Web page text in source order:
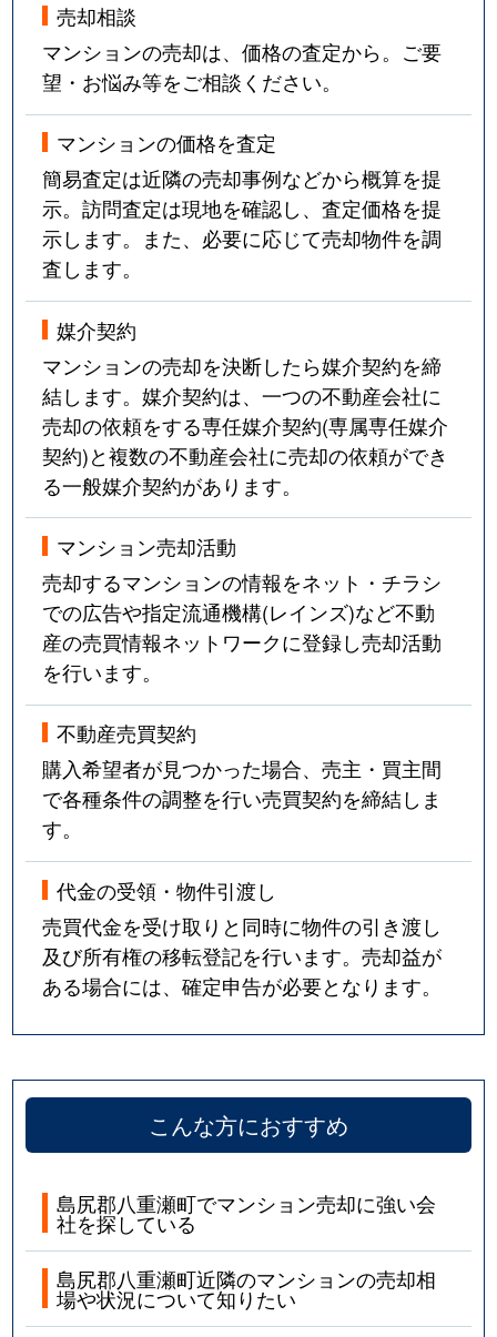
売却相談
マンションの売却は、価格の査定から。ご要
望・お悩み等をご相談ください。
マンションの価格を査定
簡易査定は近隣の売却事例などから概算を提
示。訪問査定は現地を確認し、査定価格を提
示します。また、必要に応じて売却物件を調
査します。
媒介契約
マンションの売却を決断したら媒介契約を締
結します。媒介契約は、一つの不動産会社に
売却の依頼をする専任媒介契約(専属専任媒介
契約)と複数の不動産会社に売却の依頼ができ
る一般媒介契約があります。
マンション売却活動
売却するマンションの情報をネット・チラシ
での広告や指定流通機構(レインズ)など不動
産の売買情報ネットワークに登録し売却活動
を行います。
不動産売買契約
購入希望者が見つかった場合、売主・買主間
で各種条件の調整を行い売買契約を締結しま
す。
代金の受領・物件引渡し
売買代金を受け取りと同時に物件の引き渡し
及び所有権の移転登記を行います。売却益が
ある場合には、確定申告が必要となります。
こんな方におすすめ
島尻郡八重瀬町でマンション売却に強い会
社を探している
島尻郡八重瀬町近隣のマンションの売却相
場や状況について知りたい